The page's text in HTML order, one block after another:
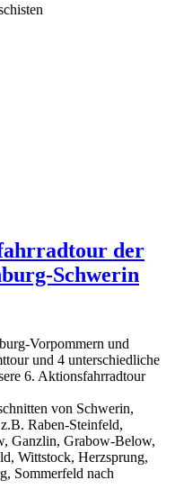
der
Schwerin
Vorpommern und
und 4 unterschiedliche
6. Aktionsfahrradtour
von Schwerin,
Raben-Steinfeld,
Ganzlin, Grabow-Below,
Wittstock, Herzsprung,
Sommerfeld nach